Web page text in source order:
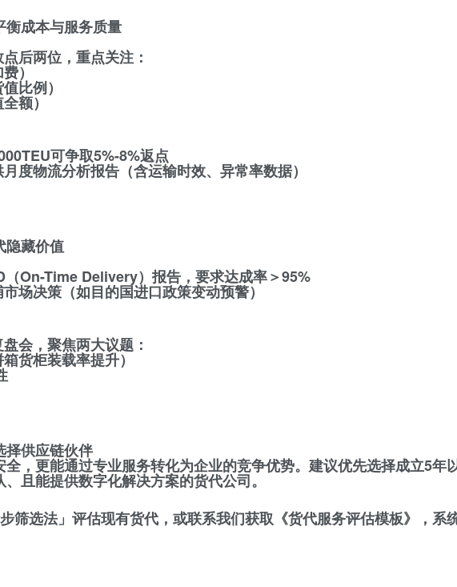
衡成本与服务质量
后两位，重点关注：
）
比例）
额）
可争取5%-8%返点
度物流分析报告（含运输时效、异常率数据）
隐藏价值
On-Time Delivery）报告，要求达成率＞95%
场决策（如目的国进口政策变动预警）
会，聚焦两大议题：
货柜装载率提升）
择供应链伙伴
，更能通过专业服务转化为企业的竞争优势。建议优先选择成立5年
且能提供数字化解决方案的货代公司。
筛选法」评估现有货代，或联系我们获取《货代服务评估模板》，系